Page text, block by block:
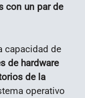
con un par de
capacidad de
de hardware
de la
operativo